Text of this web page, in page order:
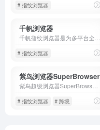
# 指纹浏览器
千帆浏览器
# 指纹浏览器
紫鸟浏览器SuperBrowser
# 指纹浏览器 # 跨境